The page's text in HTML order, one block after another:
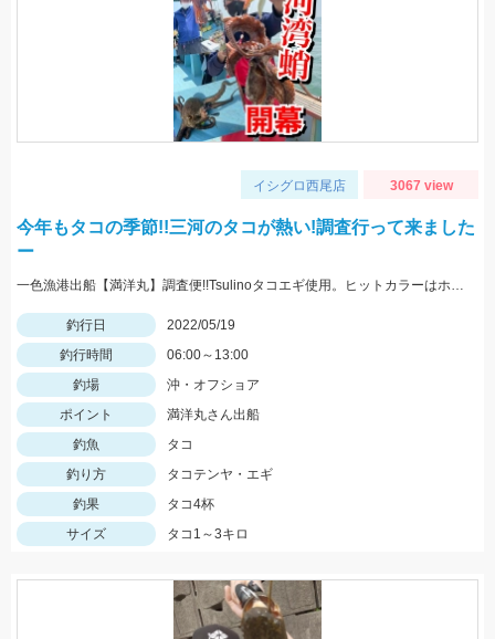
イシグロ西尾店 3067 view
今年もタコの季節!!三河のタコが熱い!調査行って来ました
ー
一色漁港出船【満洋丸】調査便!!Tsulinoタコエギ使用。ヒットカラーはホワイト・レッド
釣行日
2022/05/19
釣行時間
06:00～13:00
釣場
沖・オフショア
ポイント
満洋丸さん出船
釣魚
タコ
釣り方
タコテンヤ・エギ
釣果
タコ4杯
サイズ
タコ1～3キロ